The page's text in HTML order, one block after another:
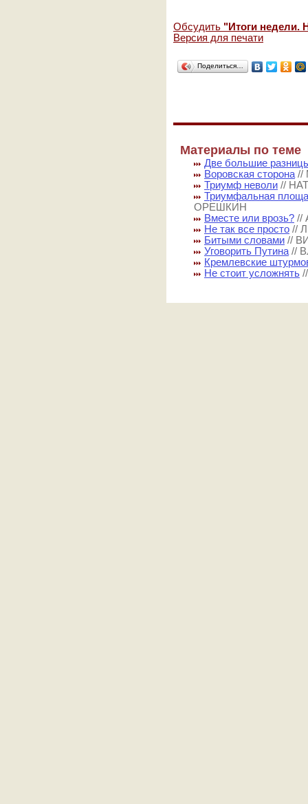
Обсудить "Итоги недели.
Версия для печати
Поделиться…
Материалы по теме
Две большие
Воровская сторона //
Триумф неволи //
Триумфальная
ОРЕШКИН
Вместе или врозь? //
Не так все просто //
Битыми словами //
Уговорить Путина //
Кремлевские
Не стоит усложнять